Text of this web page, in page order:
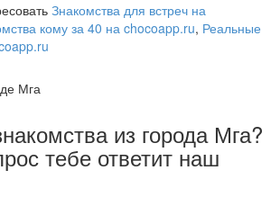
Знакомства для встреч на
кому за 40 на chocoapp.ru, Реальные
Мга
из города Мга?
тебе ответит наш